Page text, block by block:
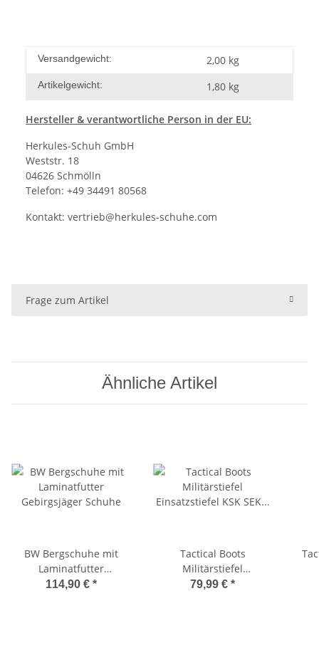
Versandgewicht: 2,00 kg
Artikelgewicht: 1,80 kg
Hersteller & verantwortliche Person in der EU:
Herkules-Schuh GmbH
Weststr. 18
04626 Schmölln
Telefon: +49 34491 80568
Kontakt: vertrieb@herkules-schuhe.com
Frage zum Artikel
Ähnliche Artikel
BW Bergschuhe mit
Laminatfutter
Gebirgsjäger Schuhe
114,90 € *
Tactical Boots
Militärstiefel
Einsatzstiefel KSK SEK
79,99 € *